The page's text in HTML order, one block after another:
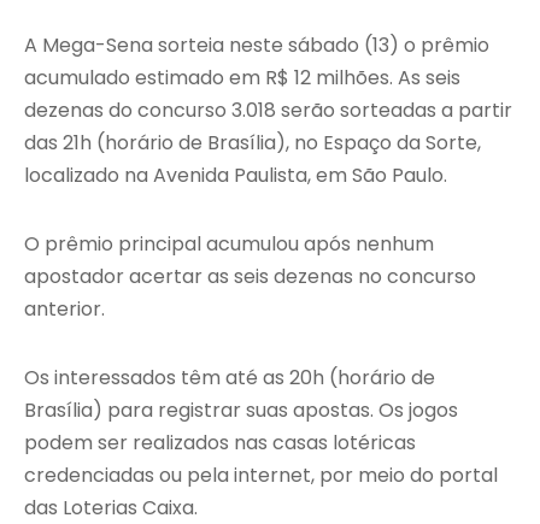
A Mega-Sena sorteia neste sábado (13) o prêmio
acumulado estimado em R$ 12 milhões. As seis
dezenas do concurso 3.018 serão sorteadas a partir
das 21h (horário de Brasília), no Espaço da Sorte,
localizado na Avenida Paulista, em São Paulo.
O prêmio principal acumulou após nenhum
apostador acertar as seis dezenas no concurso
anterior.
Os interessados têm até as 20h (horário de
Brasília) para registrar suas apostas. Os jogos
podem ser realizados nas casas lotéricas
credenciadas ou pela internet, por meio do portal
das Loterias Caixa.